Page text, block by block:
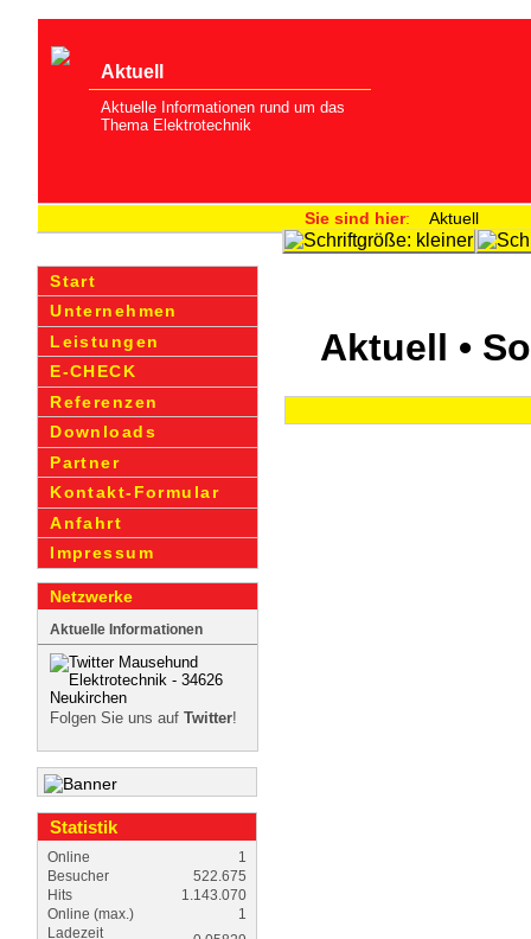
Aktuell
Aktuelle Informationen rund um das
Thema Elekt­rotechnik
Sie sind hier: Aktuell
Aktuell •
Start
Unternehmen
Leistungen
E-CHECK
Referenzen
Downloads
Partner
Kontakt-Formular
Anfahrt
Impressum
Netzwerke
Aktuelle Informationen
Folgen Sie uns auf Twitter!
Statistik
Online
1
Besucher
522.675
Hits
1.143.070
Online (max.)
1
Ladezeit